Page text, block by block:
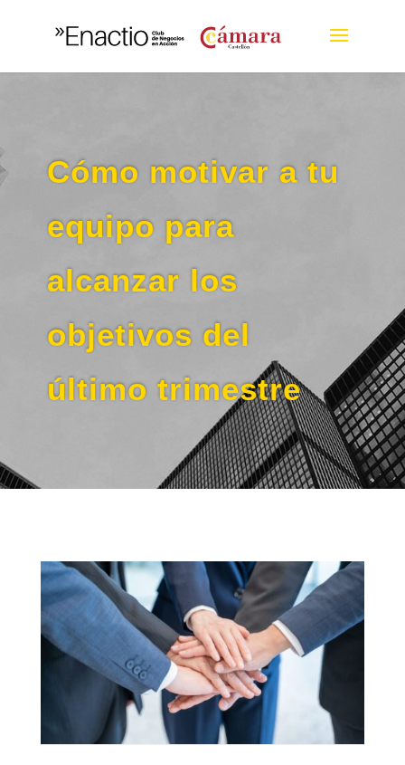
Cómo motivar a tu
equipo para
alcanzar los
objetivos del
último trimestre